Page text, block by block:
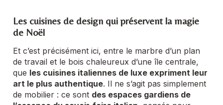
Les cuisines de design qui préservent la magie
de Noël
Et c’est précisément ici, entre le marbre d’un plan
de travail et le bois chaleureux d’une île centrale,
que les cuisines italiennes de luxe expriment leur
art le plus authentique. Il ne s’agit pas simplement
de mobilier : ce sont des espaces gardiens de